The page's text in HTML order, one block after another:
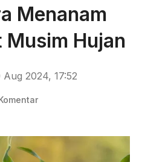
Menanam
Musim Hujan
Aug 2024, 17:52